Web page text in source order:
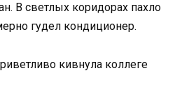
В светлых коридорах пахло
гудел кондиционер.
кивнула коллеге